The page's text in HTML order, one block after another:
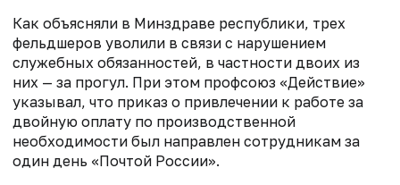
Как объясняли в Минздраве республики, трех
фельдшеров уволили в связи с нарушением
служебных обязанностей, в частности двоих из
них — за прогул. При этом профсоюз «Действие»
указывал, что приказ о привлечении к работе за
двойную оплату по производственной
необходимости был направлен сотрудникам за
один день «Почтой России».